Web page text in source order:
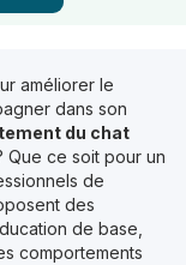
améliorer le
dans son
du chat
ce soit pour un
de
des
de base,
comportements